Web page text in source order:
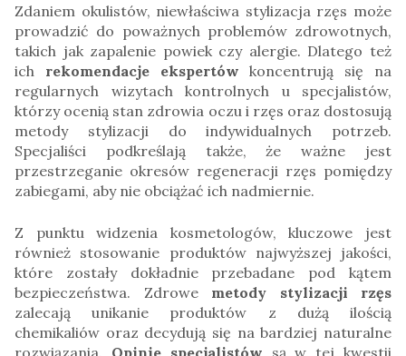
Zdaniem okulistów, niewłaściwa stylizacja rzęs może
prowadzić do poważnych problemów zdrowotnych,
takich jak zapalenie powiek czy alergie. Dlatego też
ich rekomendacje ekspertów koncentrują się na
regularnych wizytach kontrolnych u specjalistów,
którzy ocenią stan zdrowia oczu i rzęs oraz dostosują
metody stylizacji do indywidualnych potrzeb.
Specjaliści podkreślają także, że ważne jest
przestrzeganie okresów regeneracji rzęs pomiędzy
zabiegami, aby nie obciążać ich nadmiernie.
Z punktu widzenia kosmetologów, kluczowe jest
również stosowanie produktów najwyższej jakości,
które zostały dokładnie przebadane pod kątem
bezpieczeństwa. Zdrowe metody stylizacji rzęs
zalecają unikanie produktów z dużą ilością
chemikaliów oraz decydują się na bardziej naturalne
rozwiązania. Opinie specjalistów są w tej kwestii